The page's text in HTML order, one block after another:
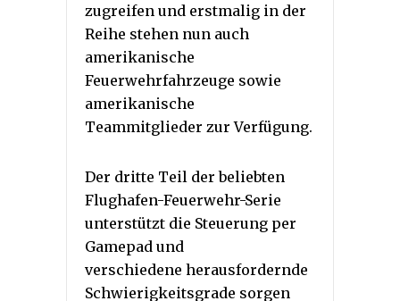
zugreifen und erstmalig in der
Reihe stehen nun auch
amerikanische
Feuerwehrfahrzeuge sowie
amerikanische
Teammitglieder zur Verfügung.
Der dritte Teil der beliebten
Flughafen-Feuerwehr-Serie
unterstützt die Steuerung per
Gamepad und
verschiedene herausfordernde
Schwierigkeitsgrade sorgen